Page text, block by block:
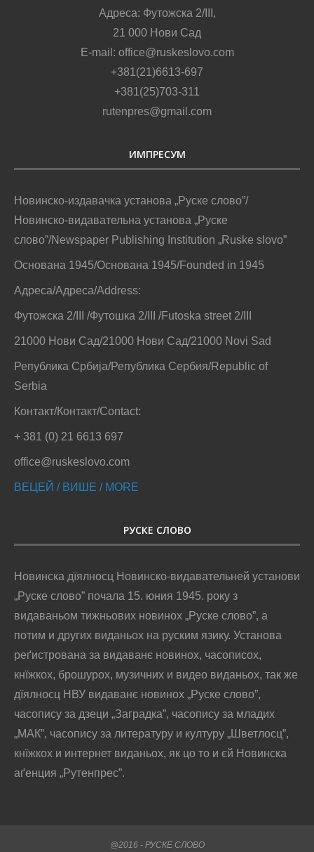
Адреса: Футожска 2/III,
21 000 Нови Сад
E-mail: office@ruskeslovo.com
+381(21)6613-697
+381(25)703-311
rutenpres@gmail.com
ИМПРЕСУМ
Новинско-издавачка установа „Руске слово”/
Новинско-видавательна установа „Руске
слово”/Newspaper Publishing Institution „Ruske slovo”
Основана 1945/Основана 1945/Founded in 1945
Адреса/Адреса/Address:
Футожска 2/III /Футошка 2/III /Futoska street 2/III
21000 Нови Сад/21000 Нови Сад/21000 Novi Sad
Република Србија/Република Сербия/Republic of
Serbia
Контакт/Контакт/Contact:
+ 381 (0) 21 6613 697
office@ruskeslovo.com
ВЕЦЕЙ / ВИШЕ / MORE
РУСКЕ СЛОВО
Новинска дїялносц Новинско-видавательней установи
„Руске слово” почала 15. юния 1945. року з
видаваньом тижньових новинох „Руске слово”, а
потим и других виданьох на руским язику. Установа
реґистрована за видаванє новинох, часописох,
кнїжкох, брошурох, музичних и видео виданьох, так же
дїялносц НВУ видаванє новинох „Руске слово”,
часопису за дзеци „Заградка”, часопису за младих
„МАК”, часопису за литературу и културу „Шветлосц”,
кнїжкох и интернет виданьох, як цо то и єй Новинска
аґенция „Рутенпрес”.
@2016 - РУСКЕ СЛОВО